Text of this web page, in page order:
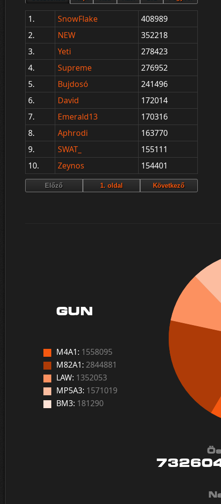
1. SnowFlake
408989
2.
NEW
352218
3.
Yeti
278423
4.
Supreme
276952
5.
Bujdosó
241496
6.
David
172014
7.
Emerald13
170316
8.
Aphrodi
163770
9.
SWAT_
155111
10.
Zeynos 154401
GUN
M4A1: 1558095
M82A1: 2844881
LAW: 1352053
MP5A3: 1571019
BM3: 181290